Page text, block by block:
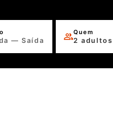
— Saída
Quem
2 adultos